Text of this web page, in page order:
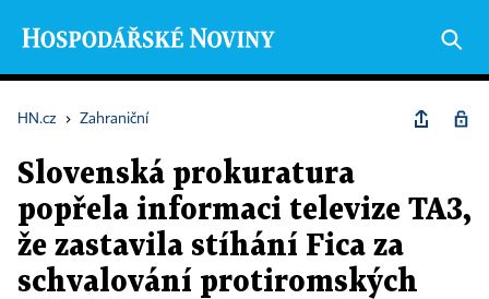
HN.cz › Zahraniční
Slovenská prokuratura
popřela informaci televize TA3,
že zastavila stíhání Fica za
schvalování protiromských